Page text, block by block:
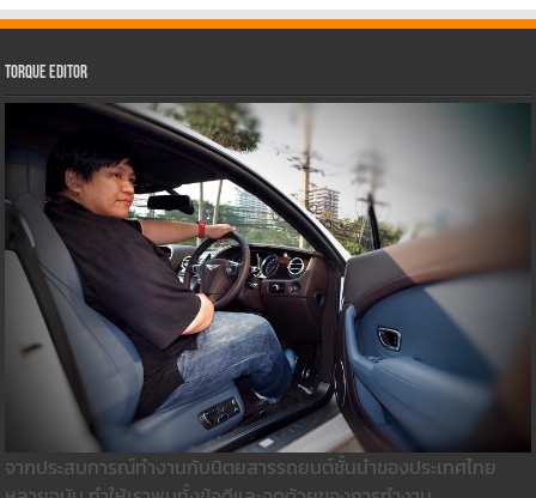
Torque Editor
จากประสบการณ์ทำงานกับนิตยสารรถยนต์ชั้นนำของประเทศไทย